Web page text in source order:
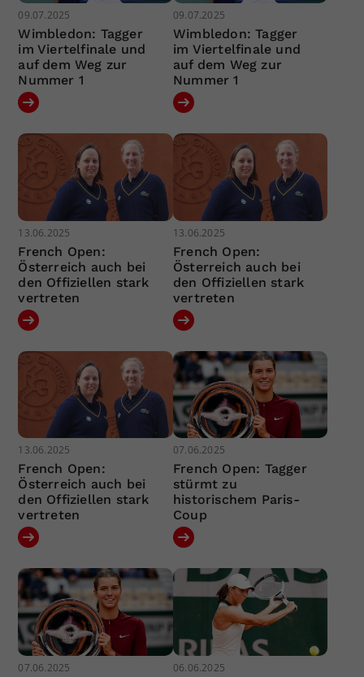
09.07.2025
Wimbledon: Tagger
im Viertelfinale und
auf dem Weg zur
Nummer 1
09.07.2025
Wimbledon: Tagger
im Viertelfinale und
auf dem Weg zur
Nummer 1
13.06.2025
French Open:
Österreich auch bei
den Offiziellen stark
vertreten
13.06.2025
French Open:
Österreich auch bei
den Offiziellen stark
vertreten
13.06.2025
French Open:
Österreich auch bei
den Offiziellen stark
vertreten
07.06.2025
French Open: Tagger
stürmt zu
historischem Paris-
Coup
07.06.2025 06.06.2025